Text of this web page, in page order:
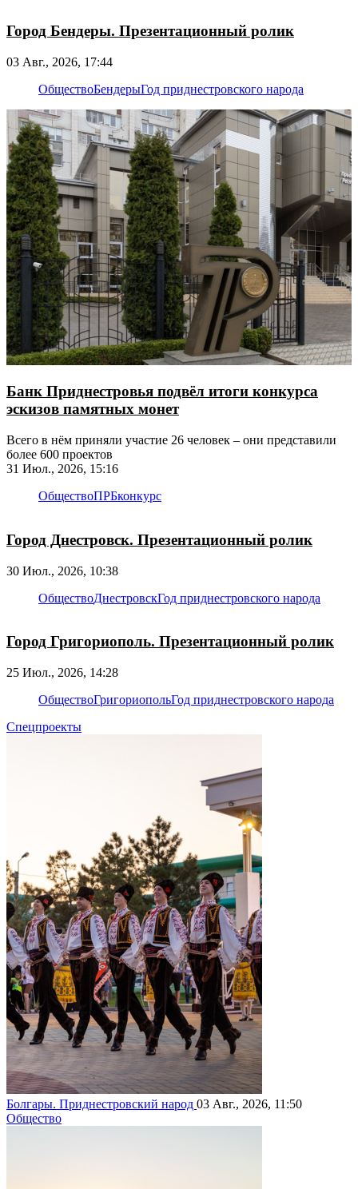
Город Бендеры. Презентационный ролик
03 Авг., 2026, 17:44
ОбществоБендерыГод приднестровского народа
Банк Приднестровья подвёл итоги конкурса
эскизов памятных монет
Всего в нём приняли участие 26 человек – они представили
более 600 проектов
31 Июл., 2026, 15:16
ОбществоПРБконкурс
Город Днестровск. Презентационный ролик
30 Июл., 2026, 10:38
ОбществоДнестровскГод приднестровского народа
Город Григориополь. Презентационный ролик
25 Июл., 2026, 14:28
ОбществоГригориопольГод приднестровского народа
Спецпроекты
Болгары. Приднестровский народ 03 Авг., 2026, 11:50
Общество